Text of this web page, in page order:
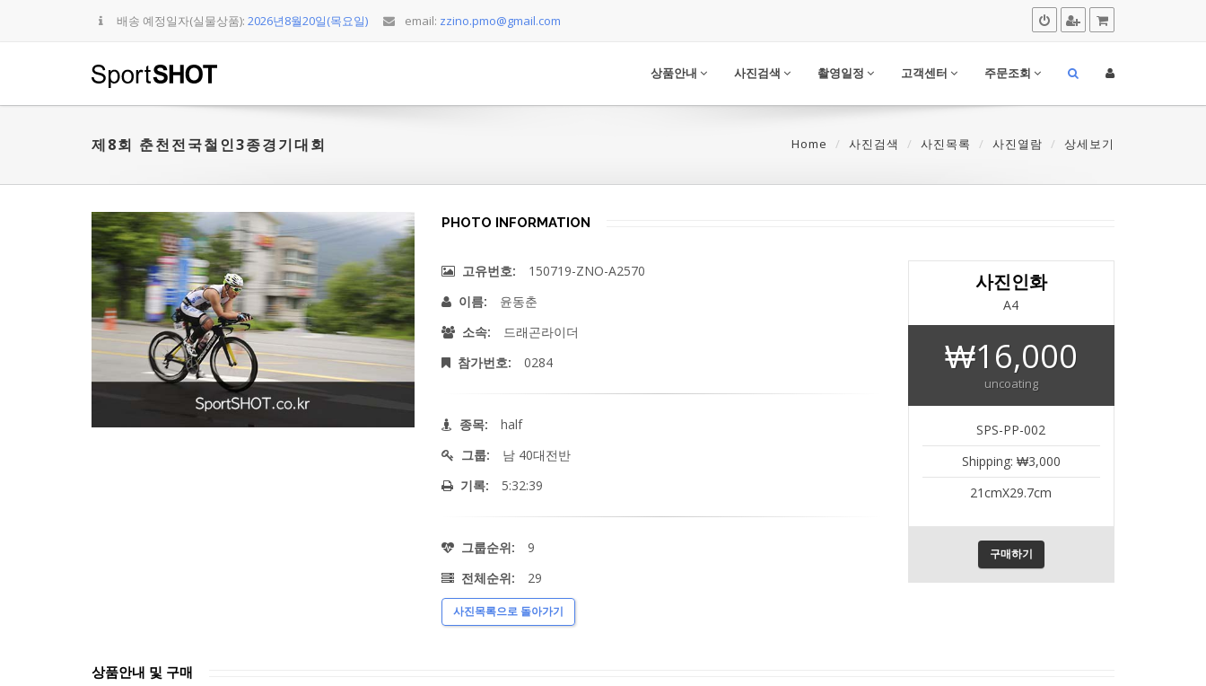
배송 예정일자(실물상품): 2026년8월20일(목요일) email: zzino.pmo@gmail.com
상품안내 사진검색 촬영일정 고객센터 주문조회
제8회 춘천전국철인3종경기대회 Home 사진검색 사진목록 사진열람 상세보기
PHOTO INFORMATION
고유번호: 150719-ZNO-A2570
이름: 윤동춘
소속: 드래곤라이더
참가번호: 0284
종목: half
그룹: 남 40대전반
기록: 5:32:39
그룹순위: 9
전체순위: 29
사진목록으로 돌아가기
사진인화
A4
₩16,000
uncoating
SPS-PP-002
Shipping: ₩3,000
21cmX29.7cm
구매하기
상품안내 및 구매